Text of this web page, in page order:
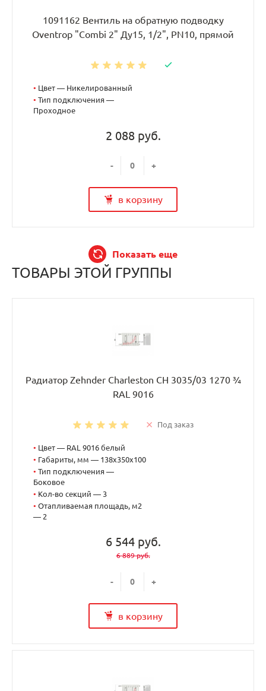
1091162 Вентиль на обратную подводку
Oventrop "Combi 2" Ду15, 1/2", PN10, прямой
• Цвет — Никелированный
• Тип подключения —
Проходное
2 088 руб.
- +
в корзину
Показать еще
ТОВАРЫ ЭТОЙ ГРУППЫ
Радиатор Zehnder Charleston CH 3035/03 1270 ¾
RAL 9016
Под заказ
• Цвет — RAL 9016 белый
• Габариты, мм — 138x350x100
• Тип подключения —
Боковое
• Кол-во секций — 3
• Отапливаемая площадь, м2
— 2
6 544 руб.
6 889 руб.
- +
в корзину